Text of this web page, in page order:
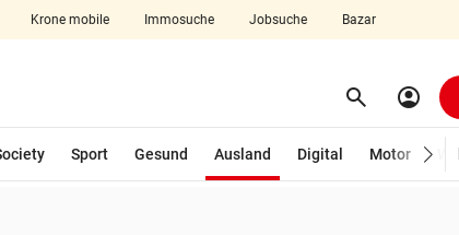
Krone mobile Immosuche Jobsuche Bazar
aufklappen search Suchen
account_circle
Sport Gesund Ausland
Digital
Motor